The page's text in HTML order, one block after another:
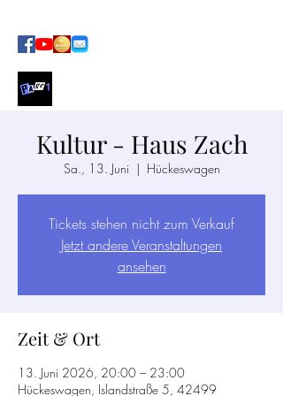
Kultur - Haus Zach
Sa., 13. Juni
  |
Hückeswagen
Tickets stehen nicht zum Verkauf
Jetzt andere Veranstaltungen
ansehen
Zeit & Ort
13. Juni 2026, 20:00 – 23:00
Hückeswagen, Islandstraße 5, 42499